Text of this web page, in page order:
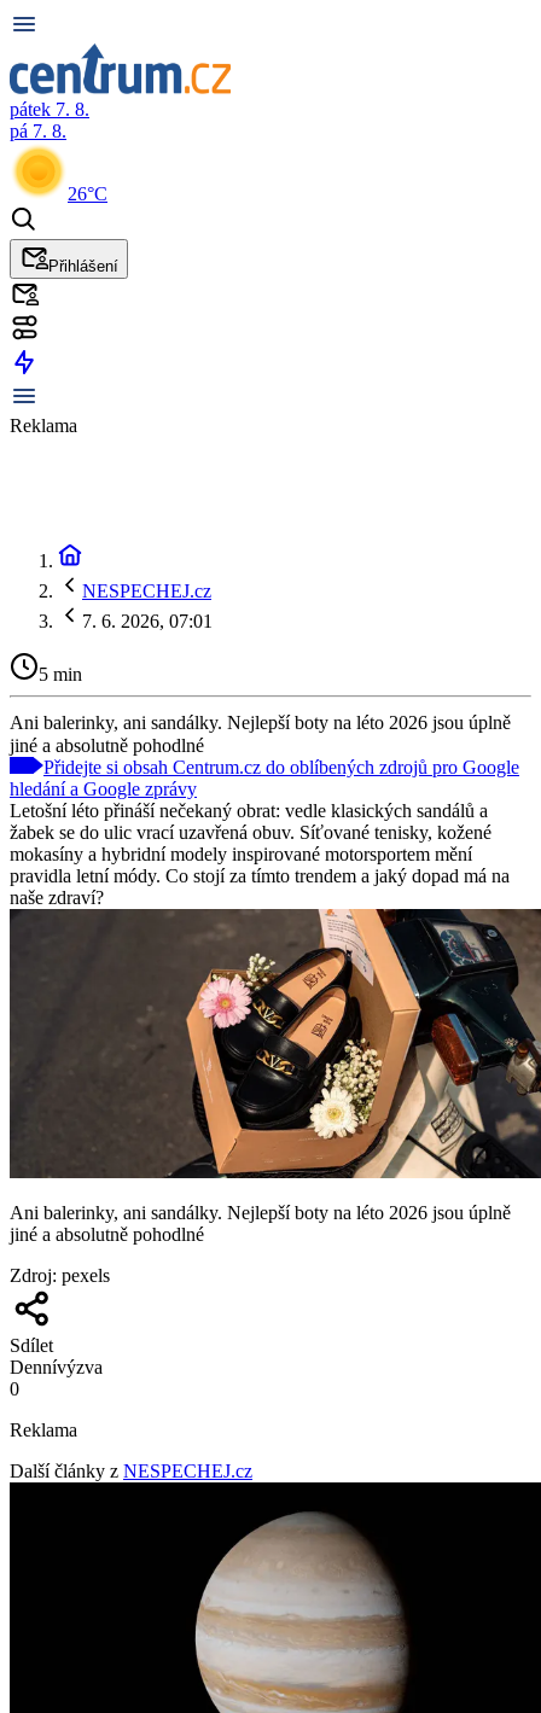
pátek 7. 8.
pá 7. 8.
26°C
Přihlášení
Reklama
NESPECHEJ.cz
7. 6. 2026, 07:01
5 min
Ani balerinky, ani sandálky. Nejlepší boty na léto 2026 jsou úplně
jiné a absolutně pohodlné
Přidejte si obsah Centrum.cz do oblíbených zdrojů pro Google
hledání a Google zprávy
Letošní léto přináší nečekaný obrat: vedle klasických sandálů a
žabek se do ulic vrací uzavřená obuv. Síťované tenisky, kožené
mokasíny a hybridní modely inspirované motorsportem mění
pravidla letní módy. Co stojí za tímto trendem a jaký dopad má na
naše zdraví?
Ani balerinky, ani sandálky. Nejlepší boty na léto 2026 jsou úplně
jiné a absolutně pohodlné
Zdroj: pexels
Sdílet
Dennívýzva
0
Reklama
Další články z NESPECHEJ.cz